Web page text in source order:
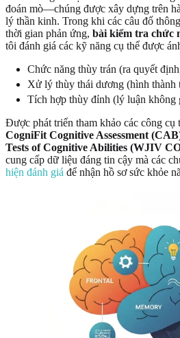
đoán mò—chúng được xây dựng trên
lý thần kinh. Trong khi các câu đố
thời gian phản ứng, bài kiểm tra chức
tôi đánh giá các kỹ năng cụ thể được
Chức năng thùy trán (ra quyết
Xử lý thùy thái dương (hình thành
Tích hợp thùy đỉnh (lý luận không
Được phát triển tham khảo các công cụ
CogniFit Cognitive Assessment
Tests of Cognitive Abilities (WJIV
cung cấp dữ liệu đáng tin cậy mà các
hiện đánh giá để nhận hồ sơ sức khỏe